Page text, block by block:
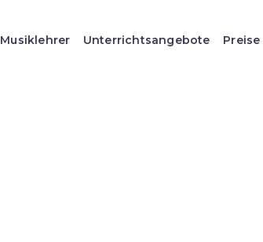
Musiklehrer Unterrichtsangebote Preise